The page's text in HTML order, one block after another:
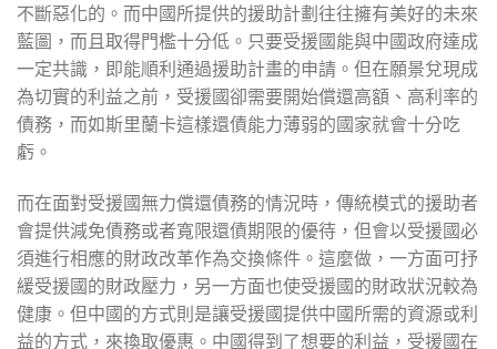
不斷惡化的。而中國所提供的援助計劃往往擁有美好的未來
藍圖，而且取得門檻十分低。只要受援國能與中國政府達成
一定共識，即能順利通過援助計畫的申請。但在願景兌現成
為切實的利益之前，受援國卻需要開始償還高額、高利率的
債務，而如斯里蘭卡這樣還債能力薄弱的國家就會十分吃
虧。
而在面對受援國無力償還債務的情況時，傳統模式的援助者
會提供減免債務或者寬限還債期限的優待，但會以受援國必
須進行相應的財政改革作為交換條件。這麼做，一方面可抒
緩受援國的財政壓力，另一方面也使受援國的財政狀況較為
健康。但中國的方式則是讓受援國提供中國所需的資源或利
益的方式，來換取優惠。中國得到了想要的利益，受援國在